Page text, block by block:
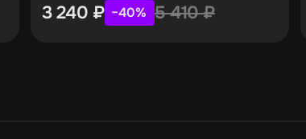
3 240 ₽ −40% 5 410₽